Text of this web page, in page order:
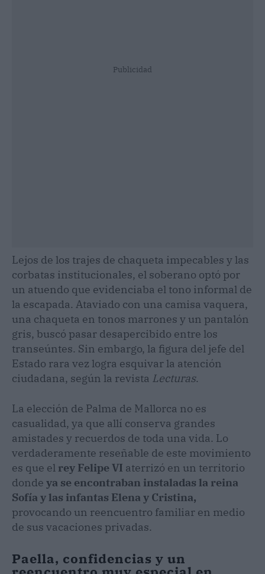
Publicidad
Lejos de los trajes de chaqueta impecables y las
corbatas institucionales, el soberano optó por
un atuendo que evidenciaba el tono informal de
la escapada. Ataviado con una camisa vaquera,
una chaqueta en tonos marrones y un pantalón
gris, buscó pasar desapercibido entre los
transeúntes. Sin embargo, la figura del jefe del
Estado rara vez logra esquivar la atención
ciudadana, según la revista Lecturas.
La elección de Palma de Mallorca no es
casualidad, ya que allí conserva grandes
amistades y recuerdos de toda una vida. Lo
verdaderamente reseñable de este movimiento
es que el rey Felipe VI aterrizó en un territorio
donde ya se encontraban instaladas la reina
Sofía y las infantas Elena y Cristina,
provocando un reencuentro familiar en medio
de sus vacaciones privadas.
Paella, confidencias y un